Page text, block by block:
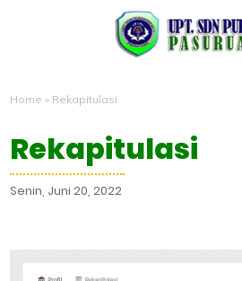
Home » Rekapitulasi
Rekapitulasi
Senin, Juni 20, 2022